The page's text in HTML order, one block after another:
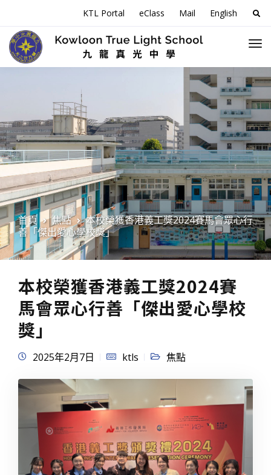
KTL Portal eClass Mail English
搜
尋
關
於
首頁 焦點
本校榮獲香港義工獎2024賽馬會眾心行
善「傑出愛心學校獎」
本校榮獲香港義工獎2024賽
馬會眾心行善「傑出愛心學校
獎」
2025年2月7日 ktls 焦點